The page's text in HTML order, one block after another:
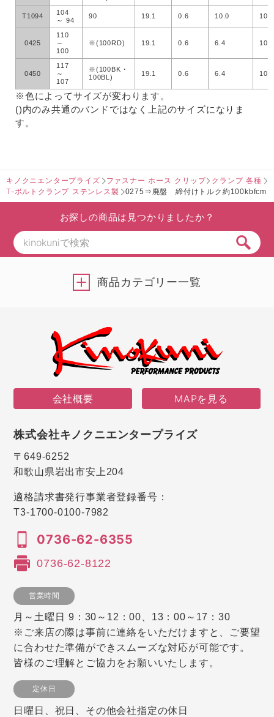
T1094
104
～ 94
90 19.1 0.6 10.0 100
0425
110
～
100
※(100RD) 19.1 0.6 6.4 100
0450
117
～
107
※(100BK・
100BL)
19.1 0.6 6.4 100
※色によってサイズが変わります。
()内のみ共通のバンドではなく上記のサイズになりま
す。
キノクニエンタープライズ ファスナー ホース クリップ
クランプ 各種
T-ボルトクランプ ステンレス製
0275⇒廃盤 締付けトルク約100kbfcm
お探しの商品は見つかりましたか？
商品カテゴリー一覧
会社概要 MAPを見る
株式会社キノクニエンタープライズ
〒649-6252
和歌山県岩出市安上204
適格請求書発行事業者登録番号：
T3-1700-0100-7982
0736-62-6355
0736-62-8122
営業時間
月～土曜日 9：30～12：00、13：00～17：30
※ご来店の際は事前に連絡をいただけますと、ご要望
に合わせた準備ができスムーズな対応が可能です。
皆様のご理解とご協力をお願いいたします。
定休日
日曜日、祝日、その他会社指定の休日